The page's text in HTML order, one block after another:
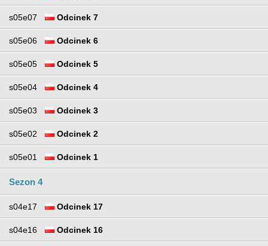
s05e07 Odcinek 7
s05e06 Odcinek 6
s05e05 Odcinek 5
s05e04 Odcinek 4
s05e03 Odcinek 3
s05e02 Odcinek 2
s05e01 Odcinek 1
Sezon 4
s04e17 Odcinek 17
s04e16 Odcinek 16